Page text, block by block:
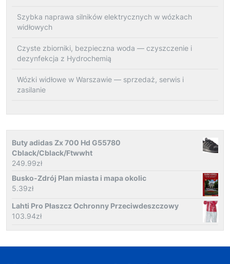
Szybka naprawa silników elektrycznych w wózkach
widłowych
Czyste zbiorniki, bezpieczna woda — czyszczenie i
dezynfekcja z Hydrochemią
Wózki widłowe w Warszawie — sprzedaż, serwis i
zasilanie
Buty adidas Zx 700 Hd G55780
Cblack/Cblack/Ftwwht
249.99zł
Busko-Zdrój Plan miasta i mapa okolic
5.39zł
Lahti Pro Płaszcz Ochronny Przeciwdeszczowy
103.94zł